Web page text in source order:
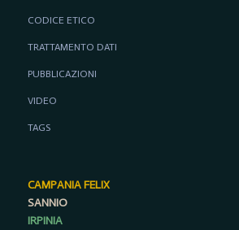
CODICE ETICO
TRATTAMENTO DATI
PUBBLICAZIONI
VIDEO
TAGS
CAMPANIA FELIX
SANNIO
IRPINIA